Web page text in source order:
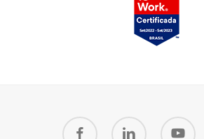
facebook linkedin youtube